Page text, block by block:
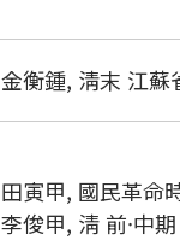
金衡鍾, 淸末 江蘇
田寅甲, 國民革命
李俊甲, 淸 前·中